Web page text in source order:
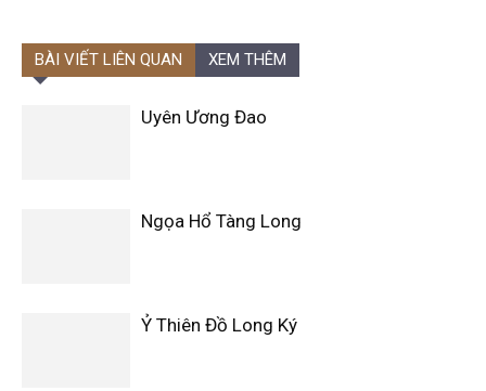
BÀI VIẾT LIÊN QUAN XEM THÊM
Uyên Ương Đao
Ngọa Hổ Tàng Long
Ỷ Thiên Đồ Long Ký